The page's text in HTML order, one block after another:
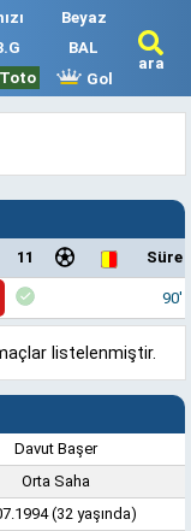
Beyaz
BAL
Gol
ara
11 Süre
90'
listelenmiştir.
Davut Başer
Orta Saha
(32 yaşında)